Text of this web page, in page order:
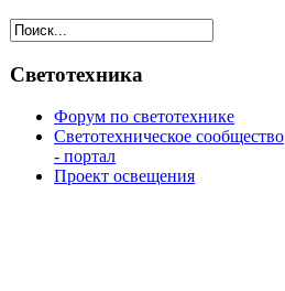
Светотехника
Форум по светотехнике
Светотехническое сообщество
- портал
Проект освещения